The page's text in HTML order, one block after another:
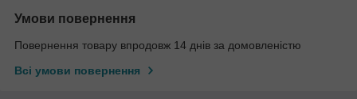
Умови повернення
Повернення товару впродовж 14 днів за домовленістю
Всі умови повернення